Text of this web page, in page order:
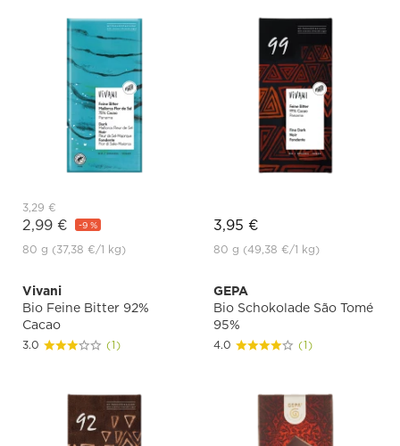
3,29 €
2,99 € -9 %
80 g (37,38 €/1 kg)
3,95 €
80 g (49,38 €/1 kg)
Vivani
Bio Feine Bitter 92%
Cacao
3.0 (1)
GEPA
Bio Schokolade São Tomé
95%
4.0 (1)